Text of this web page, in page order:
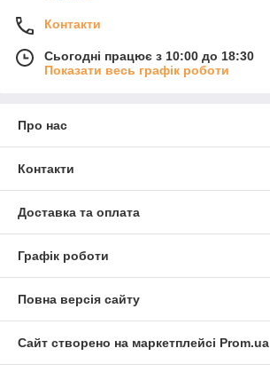
Контакти
Сьогодні працює з 10:00 до 18:30
Показати весь графік роботи
Про нас
Контакти
Доставка та оплата
Графік роботи
Повна версія сайту
Сайт створено на маркетплейсі Prom.ua